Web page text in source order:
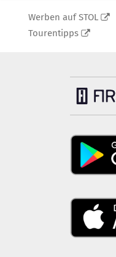
Werben auf STOL
Tourentipps